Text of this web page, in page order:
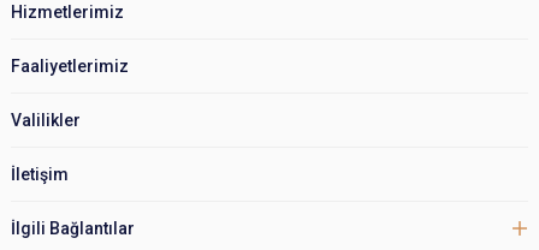
Hizmetlerimiz
Faaliyetlerimiz
Valilikler
İletişim
İlgili Bağlantılar